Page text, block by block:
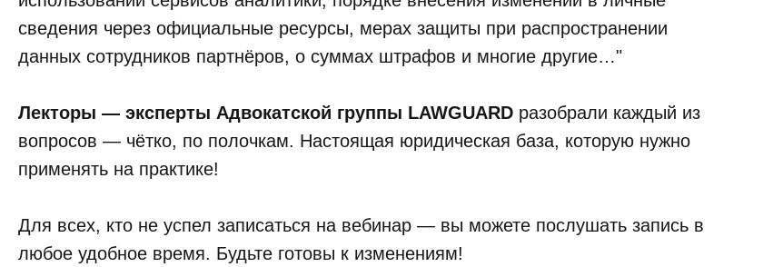
сведения через официальные ресурсы, мерах защиты при распространении
данных сотрудников партнёров, о суммах штрафов и многие другие…"
Лекторы — эксперты Адвокатской группы LAWGUARD разобрали каждый из
вопросов — чётко, по полочкам. Настоящая юридическая база, которую нужно
применять на практике!
Для всех, кто не успел записаться на вебинар — вы можете послушать запись в
любое удобное время. Будьте готовы к изменениям!